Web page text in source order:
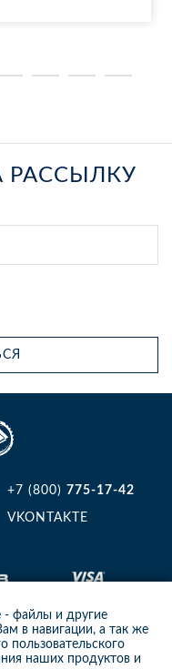
- файлы и другие
в навигации, а так же
пользовательского
наших продуктов и
РАССЫЛКУ
+7 (800) 775-17-42
VKONTAKTE
ОГРН: 1097448007216